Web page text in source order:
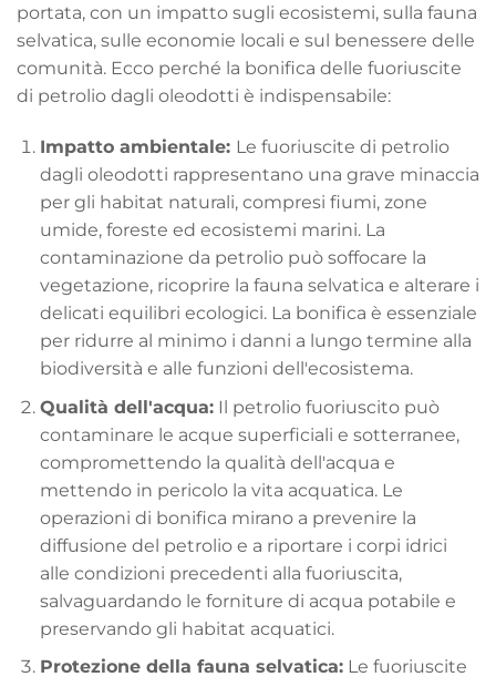
portata, con un impatto sugli ecosistemi, sulla fauna
selvatica, sulle economie locali e sul benessere delle
comunità. Ecco perché la bonifica delle fuoriuscite
di petrolio dagli oleodotti è indispensabile:
Impatto ambientale: Le fuoriuscite di petrolio
dagli oleodotti rappresentano una grave minaccia
per gli habitat naturali, compresi fiumi, zone
umide, foreste ed ecosistemi marini. La
contaminazione da petrolio può soffocare la
vegetazione, ricoprire la fauna selvatica e alterare i
delicati equilibri ecologici. La bonifica è essenziale
per ridurre al minimo i danni a lungo termine alla
biodiversità e alle funzioni dell'ecosistema.
Qualità dell'acqua:Il petrolio fuoriuscito può
contaminare le acque superficiali e sotterranee,
compromettendo la qualità dell'acqua e
mettendo in pericolo la vita acquatica. Le
operazioni di bonifica mirano a prevenire la
diffusione del petrolio e a riportare i corpi idrici
alle condizioni precedenti alla fuoriuscita,
salvaguardando le forniture di acqua potabile e
preservando gli habitat acquatici.
Protezione della fauna selvatica:Le fuoriuscite